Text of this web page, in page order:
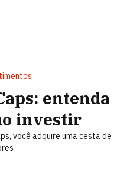
entenda
investir
você adquire uma cesta de